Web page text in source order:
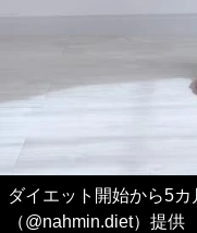
ダイエット開始から5
（@nahmin.diet）提供